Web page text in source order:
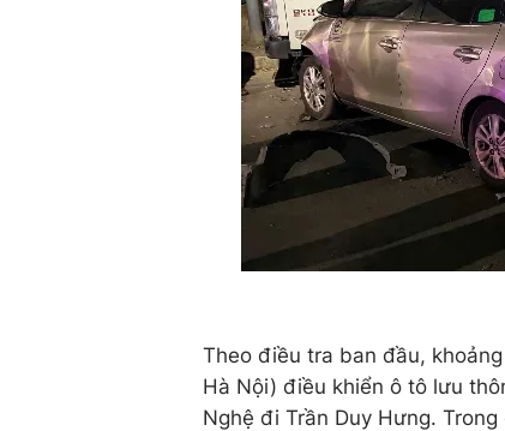
Theo điều tra ban đầu,
Hà Nội) điều khiển ô tô lưu
Nghệ đi Trần Duy Hưng.